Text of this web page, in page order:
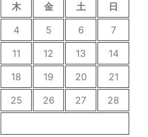
木 金 土
日
4 5 6
7
11 12 13
14
18 19 20
21
25 26 27
28